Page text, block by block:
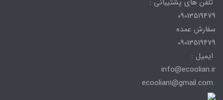
09013519479
سفارش عمده
09013519479
ایمیل :
info@ecoolian.ir